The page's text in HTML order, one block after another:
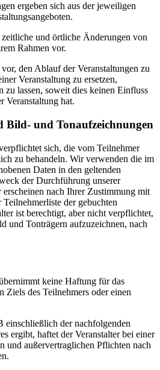
ergeben sich aus der jeweiligen
und örtliche Änderungen von
Rahmen vor.
den Ablauf der Veranstaltungen zu
Veranstaltung zu ersetzen,
zu lassen, soweit dies keinen Einfluss
Veranstaltung hat.
Bild- und Tonaufzeichnungen
sich, die vom Teilnehmer
zu behandeln. Wir verwenden die im
Daten in den geltenden
der Durchführung unserer
nach Ihrer Zustimmung mit
der gebuchten
ist berechtigt, aber nicht verpflichtet,
und Tonträgern aufzuzeichnen, nach
keine Haftung für das
Ziels des Teilnehmers oder einen
einschließlich der nachfolgenden
ergibt, haftet der Veranstalter bei einer
und außervertraglichen Pflichten nach